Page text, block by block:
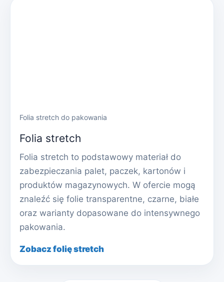
Folia stretch do pakowania
Folia stretch
Folia stretch to podstawowy materiał do
zabezpieczania palet, paczek, kartonów i
produktów magazynowych. W ofercie mogą
znaleźć się folie transparentne, czarne, białe
oraz warianty dopasowane do intensywnego
pakowania.
Zobacz folię stretch